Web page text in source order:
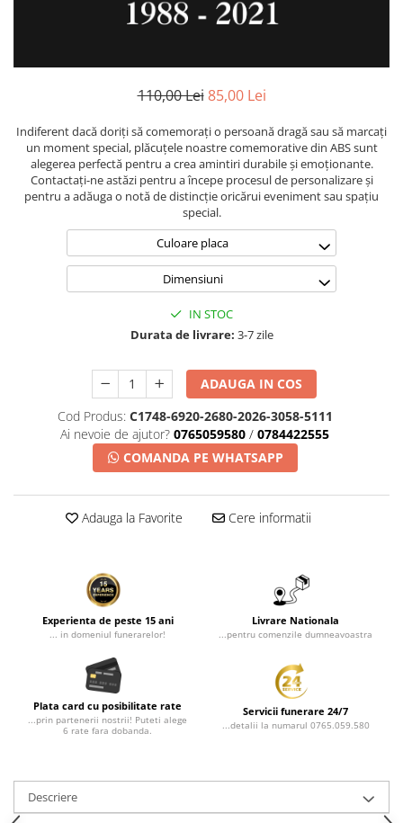
110,00 Lei 85,00 Lei
Indiferent dacă doriți să comemorați o persoană dragă sau să marcați
un moment special, plăcuțele noastre comemorative din ABS sunt
alegerea perfectă pentru a crea amintiri durabile și emoționante.
Contactați-ne astăzi pentru a începe procesul de personalizare și
pentru a adăuga o notă de distincție oricărui eveniment sau spațiu
special.
Culoare placa
Dimensiuni
IN STOC
Durata de livrare: 3-7 zile
ADAUGA IN COS
Cod Produs: C1748-6920-2680-2026-3058-5111
Ai nevoie de ajutor? 0765059580 / 0784422555
COMANDA PE WHATSAPP
Adauga la Favorite Cere informatii
Experienta de peste 15 ani
... in domeniul funerarelor!
Livrare Nationala
...pentru comenzile dumneavoastra
Plata card cu posibilitate rate
...prin partenerii nostrii! Puteti alege
6 rate fara dobanda.
Servicii funerare 24/7
...detalii la numarul 0765.059.580
Descriere